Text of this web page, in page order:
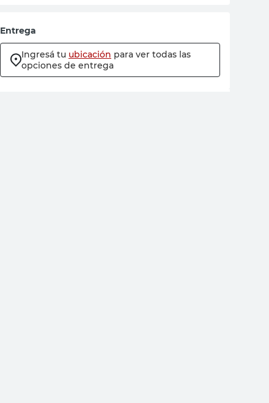
Entrega
Ingresá tu ubicación para ver todas las
opciones de entrega